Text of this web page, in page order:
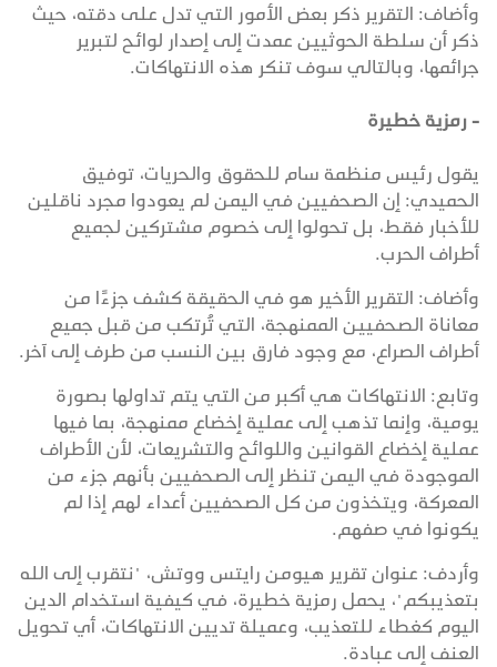
وأضاف: التقرير ذكر بعض الأمور التي تدل على دقته، حيث
ذكر أن سلطة الحوثيين عمدت إلى إصدار لوائح لتبرير
جرائمها، وبالتالي سوف تنكر هذه الانتهاكات.
- رمزية خطيرة
يقول رئيس منظمة سام للحقوق والحريات، توفيق
الحميدي: إن الصحفيين في اليمن لم يعودوا مجرد ناقلين
للأخبار فقط، بل تحولوا إلى خصوم مشتركين لجميع
أطراف الحرب.
وأضاف: التقرير الأخير هو في الحقيقة كشف جزءًا من
معاناة الصحفيين الممنهجة، التي تُرتكب من قبل جميع
أطراف الصراع، مع وجود فارق بين النسب من طرف إلى آخر.
وتابع: الانتهاكات هي أكبر من التي يتم تداولها بصورة
يومية، وإنما تذهب إلى عملية إخضاع ممنهجة، بما فيها
عملية إخضاع القوانين واللوائح والتشريعات، لأن الأطراف
الموجودة في اليمن تنظر إلى الصحفيين بأنهم جزء من
المعركة، ويتخذون من كل الصحفيين أعداء لهم إذا لم
يكونوا في صفهم.
وأردف: عنوان تقرير هيومن رايتس ووتش، "نتقرب إلى الله
بتعذيبكم"، يحمل رمزية خطيرة، في كيفية استخدام الدين
اليوم كغطاء للتعذيب، وعميلة تديين الانتهاكات، أي تحويل
العنف إلى عبادة.